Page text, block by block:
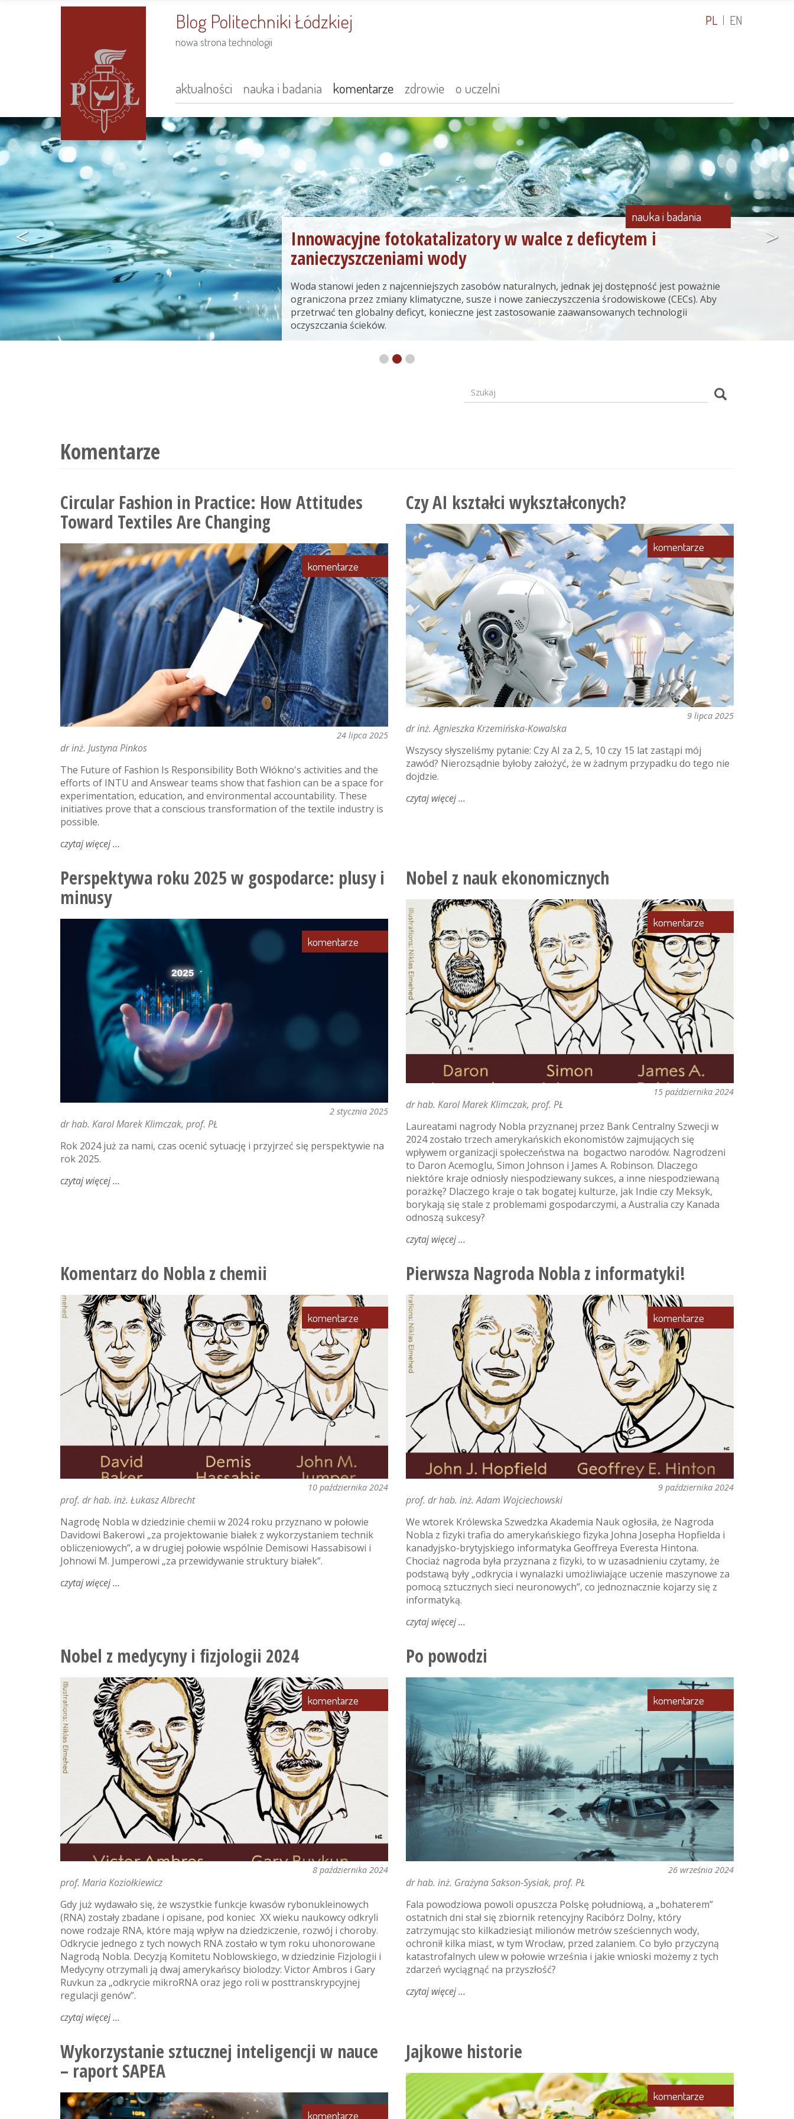
Blog Politechniki Łódzkiej
nowa strona technologii
Main
navigation
aktualności nauka i badania komentarze zdrowie o uczelni
PL EN
Innowacyjne fotokatalizatory w walce z deficytem i
zanieczyszczeniami wody
nauka i badania
Woda stanowi jeden z najcenniejszych zasobów naturalnych, jednak jej dostępność jest poważnie
ograniczona przez zmiany klimatyczne, susze i nowe zanieczyszczenia środowiskowe (CECs). Aby
przetrwać ten globalny deficyt, konieczne jest zastosowanie zaawansowanych technologii
oczyszczania ścieków.
< >
Formularz
Szukaj Szukaj
Komentarze
Circular Fashion in Practice: How Attitudes
Toward Textiles Are Changing
komentarze
24 lipca 2025
dr inż. Justyna Pinkos
The Future of Fashion Is Responsibility Both Włókno's activities and the
efforts of INTU and Answear teams show that fashion can be a space for
experimentation, education, and environmental accountability. These
initiatives prove that a conscious transformation of the textile industry is
possible.
czytaj więcejo
fashion
in
attitudes
toward
textiles
are
changing
Czy AI kształci wykształconych?
komentarze
9 lipca 2025
dr inż. Agnieszka Krzemińska-Kowalska
Wszyscy słyszeliśmy pytanie: Czy AI za 2, 5, 10 czy 15 lat zastąpi mój
zawód? Nierozsądnie byłoby założyć, że w żadnym przypadku do tego nie
dojdzie.
czytaj więcejo
Perspektywa roku 2025 w gospodarce: plusy i
minusy
komentarze
2 stycznia 2025
dr hab. Karol Marek Klimczak, prof. PŁ
Rok 2024 już za nami, czas ocenić sytuację i przyjrzeć się perspektywie na
rok 2025.
czytaj więcejo
i
Nobel z nauk ekonomicznych
komentarze
15 października 2024
dr hab. Karol Marek Klimczak, prof. PŁ
Laureatami nagrody Nobla przyznanej przez Bank Centralny Szwecji w
2024 zostało trzech amerykańskich ekonomistów zajmujących się
wpływem organizacji społeczeństwa na bogactwo narodów. Nagrodzeni
to Daron Acemoglu, Simon Johnson i James A. Robinson. Dlaczego
niektóre kraje odniosły niespodziewany sukces, a inne niespodziewaną
porażkę? Dlaczego kraje o tak bogatej kulturze, jak Indie czy Meksyk,
borykają się stale z problemami gospodarczymi, a Australia czy Kanada
odnoszą sukcesy?
czytaj więcejo
nauk
Komentarz do Nobla z chemii
komentarze
10 października 2024
prof. dr hab. inż. Łukasz Albrecht
Nagrodę Nobla w dziedzinie chemii w 2024 roku przyznano w połowie
Davidowi Bakerowi „za projektowanie białek z wykorzystaniem technik
obliczeniowych”, a w drugiej połowie wspólnie Demisowi Hassabisowi i
Johnowi M. Jumperowi „za przewidywanie struktury białek”.
czytaj więcejo
Pierwsza Nagroda Nobla z informatyki!
komentarze
9 października 2024
prof. dr hab. inż. Adam Wojciechowski
We wtorek Królewska Szwedzka Akademia Nauk ogłosiła, że Nagroda
Nobla z fizyki trafia do amerykańskiego fizyka Johna Josepha Hopfielda i
kanadyjsko-brytyjskiego informatyka Geoffreya Everesta Hintona.
Chociaż nagroda była przyznana z fizyki, to w uzasadnieniu czytamy, że
podstawą były „odkrycia i wynalazki umożliwiające uczenie maszynowe za
pomocą sztucznych sieci neuronowych”, co jednoznacznie kojarzy się z
informatyką.
czytaj więcejo
nagroda
nobla
informatyki!
Nobel z medycyny i fizjologii 2024
komentarze
8 października 2024
prof. Maria Koziołkiewicz
Gdy już wydawało się, że wszystkie funkcje kwasów rybonukleinowych
(RNA) zostały zbadane i opisane, pod koniec XX wieku naukowcy odkryli
nowe rodzaje RNA, które mają wpływ na dziedziczenie, rozwój i choroby.
Odkrycie jednego z tych nowych RNA zostało w tym roku uhonorowane
Nagrodą Nobla. Decyzją Komitetu Noblowskiego, w dziedzinie Fizjologii i
Medycyny otrzymali ją dwaj amerykańscy biolodzy: Victor Ambros i Gary
Ruvkun za „odkrycie mikroRNA oraz jego roli w posttranskrypcyjnej
regulacji genów”.
czytaj więcejo
medycyny
i
fizjologii
2024
Po powodzi
komentarze
26 września 2024
dr hab. inż. Grażyna Sakson-Sysiak, prof. PŁ
Fala powodziowa powoli opuszcza Polskę południową, a „bohaterem”
ostatnich dni stał się zbiornik retencyjny Racibórz Dolny, który
zatrzymując sto kilkadziesiąt milionów metrów sześciennych wody,
ochronił kilka miast, w tym Wrocław, przed zalaniem. Co było przyczyną
katastrofalnych ulew w połowie września i jakie wnioski możemy z tych
zdarzeń wyciągnąć na przyszłość?
czytaj więcejo
Wykorzystanie sztucznej inteligencji w nauce
– raport SAPEA
komentarze
Jajkowe historie
komentarze